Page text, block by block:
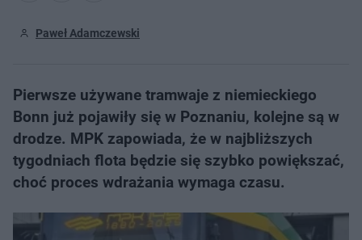
Paweł Adamczewski
Pierwsze używane tramwaje z niemieckiego
Bonn już pojawiły się w Poznaniu, kolejne są w
drodze. MPK zapowiada, że w najbliższych
tygodniach flota będzie się szybko powiększać,
choć proces wdrażania wymaga czasu.